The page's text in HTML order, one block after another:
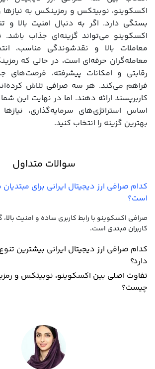
اکسکوینو، نوبیتکس و رمزینکس به
بستگی دارد. اگر به دنبال امنیت بالا و
اکسکوینو می‌تواند گزینه‌ای جذاب
معاملات بالا و نقدشوندگی مناسب،
معامله‌گران حرفه‌ای است، در حالی که
رقابتی و امکانات پیشرفته، فرصت‌های
فراهم می‌کند. هر سه صرافی تلاش
کاربرپسند ارائه دهند. اما در نهایت این
اساس استراتژی‌های سرمایه‌گذاری،
بهترین گزینه را انتخاب کنید.
سوالات متداول
کدام صرافی ارز دیجیتال ایرانی برای
است؟
صرافی اکسکوینو با رابط کاربری ساده و امنیت
کاربران مبتدی است.
کدام صرافی ارز دیجیتال ایرانی بیشترین تنوع
دارد؟
تفاوت اصلی بین اکسکوینو، نوبیتکس و
چیست؟